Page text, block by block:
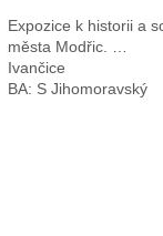
Expozice k historii a
města Modřic. …
Ivančice
BA: S Jihomoravský